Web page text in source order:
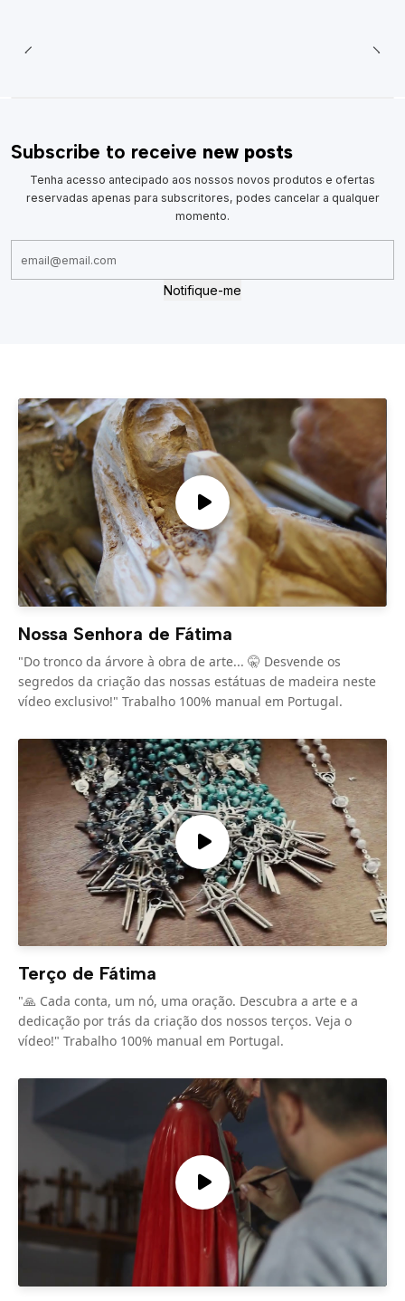
Subscribe to receive new posts
Tenha acesso antecipado aos nossos novos produtos e ofertas
reservadas apenas para subscritores, podes cancelar a qualquer
momento.
Notifique-me
Nossa Senhora de Fátima
"Do tronco da árvore à obra de arte... 🤫 Desvende os
segredos da criação das nossas estátuas de madeira neste
vídeo exclusivo!" Trabalho 100% manual em Portugal.
Terço de Fátima
"🙏 Cada conta, um nó, uma oração. Descubra a arte e a
dedicação por trás da criação dos nossos terços. Veja o
vídeo!" Trabalho 100% manual em Portugal.